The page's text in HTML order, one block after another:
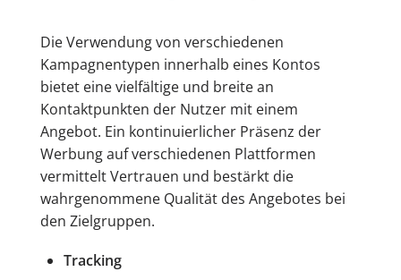
Die Verwendung von verschiedenen
Kampagnentypen innerhalb eines Kontos
bietet eine vielfältige und breite an
Kontaktpunkten der Nutzer mit einem
Angebot. Ein kontinuierlicher Präsenz der
Werbung auf verschiedenen Plattformen
vermittelt Vertrauen und bestärkt die
wahrgenommene Qualität des Angebotes bei
den Zielgruppen.
Tracking